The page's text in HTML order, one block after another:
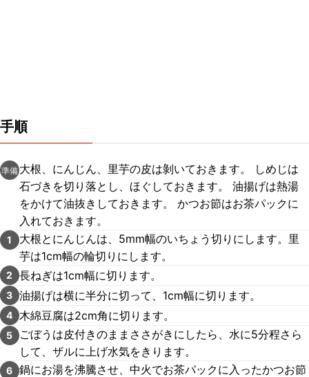
手順
準備 大根、にんじん、里芋の皮は剝いておきます。 しめじは
石づきを切り落とし、ほぐしておきます。 油揚げは熱湯
をかけて油抜きしておきます。 かつお節はお茶パックに
入れておきます。
1
大根とにんじんは、5mm幅のいちょう切りにします。里
芋は1cm幅の輪切りにします。
2 長ねぎは1cm幅に切ります。
3 油揚げは横に半分に切って、1cm幅に切ります。
4 木綿豆腐は2cm角に切ります。
5
ごぼうは皮付きのままささがきにしたら、水に5分程さら
して、ザルに上げ水気をきります。
6 鍋にお湯を沸騰させ、中火でお茶パックに入ったかつお節